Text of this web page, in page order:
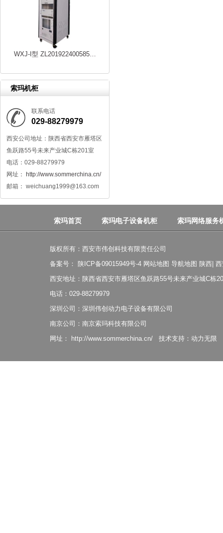
WXJ-I型 ZL201922400585…
索玛机柜
联系电话
029-88279979
西安公司地址：陕西省西安市雁塔区
鱼跃路55号未来产业城C栋201室
电话：029-88279979
网址：
http://www.sommerchina.cn/
邮箱： weichuang1999@163.com
索玛首页 索玛电子设备机柜 索玛网络服务
版权所有：西安市伟创科技有限责任公司
备案号：
陕ICP备09015949号-4 网站地图 导航地图 陕西
西安地址：陕西省西安市雁塔区鱼跃路55号未来产业城C栋
电话：029-88279979
深圳公司：深圳伟创动力电子设备有限公司
南京公司：南京索玛科技有限公司
网址：
http://www.sommerchina.cn/ 技术支持： 动力无限